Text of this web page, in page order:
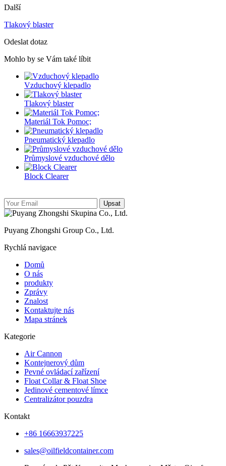
Další
Tlakový blaster
Odeslat dotaz
Mohlo by se Vám také líbit
Vzduchový klepadlo
Tlakový blaster
Materiál Tok Pomoc;
Pneumatický klepadlo
Průmyslové vzduchové dělo
Block Clearer
Upsat
Puyang Zhongshi Group Co., Ltd.
Rychlá navigace
Domů
O nás
produkty
Zprávy
Znalost
Kontaktujte nás
Mapa stránek
Kategorie
Air Cannon
Kontejnerový dům
Pevné ovládací zařízení
Float Collar & Float Shoe
Jedinové cementové límce
Centralizátor pouzdra
Kontakt
+86 16663937225
sales@oilfieldcontainer.com